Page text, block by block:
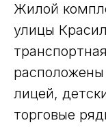
Жилой
улицы
лицей,
торговые